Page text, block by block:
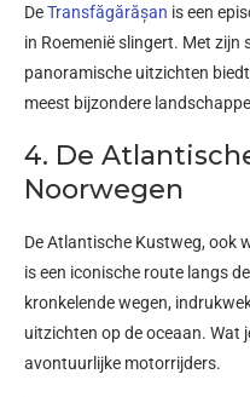
DeTransfăgărășan is een
in Roemenië slingert. Met zijn
panoramische uitzichten
meest bijzondere
4. De
Noorwegen
De Atlantische Kustweg, ook
is een iconische route langs
kronkelende wegen,
uitzichten op de oceaan. Wat
avontuurlijke motorrijders.